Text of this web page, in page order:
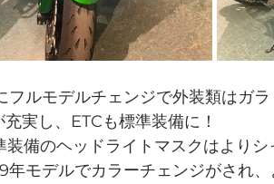
フルモデルチェンジで外装類はガ
実し、ETCも標準装備に！
装備のヘッドライトマスクはより
年モデルでカラーチェンジがされ